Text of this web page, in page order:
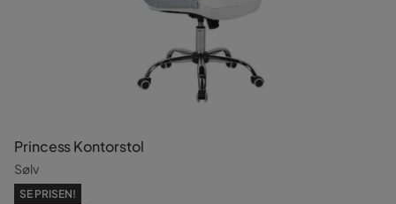
Princess Kontorstol
Sølv
SE PRISEN!